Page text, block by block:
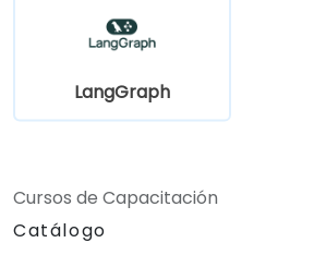
LangGraph
Cursos de Capacitación
Catálogo